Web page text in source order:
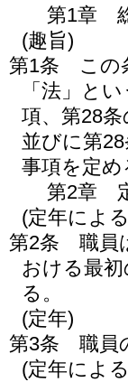
第1章
(趣旨)
第1条
この
「法」と
項、第28
並びに第
事項を定
第2章
(定年によ
第2条
職員
おける最
る。
(定年)
第3条
職員
(定年によ